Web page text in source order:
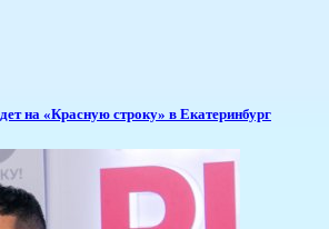
на «Красную строку» в Екатеринбург